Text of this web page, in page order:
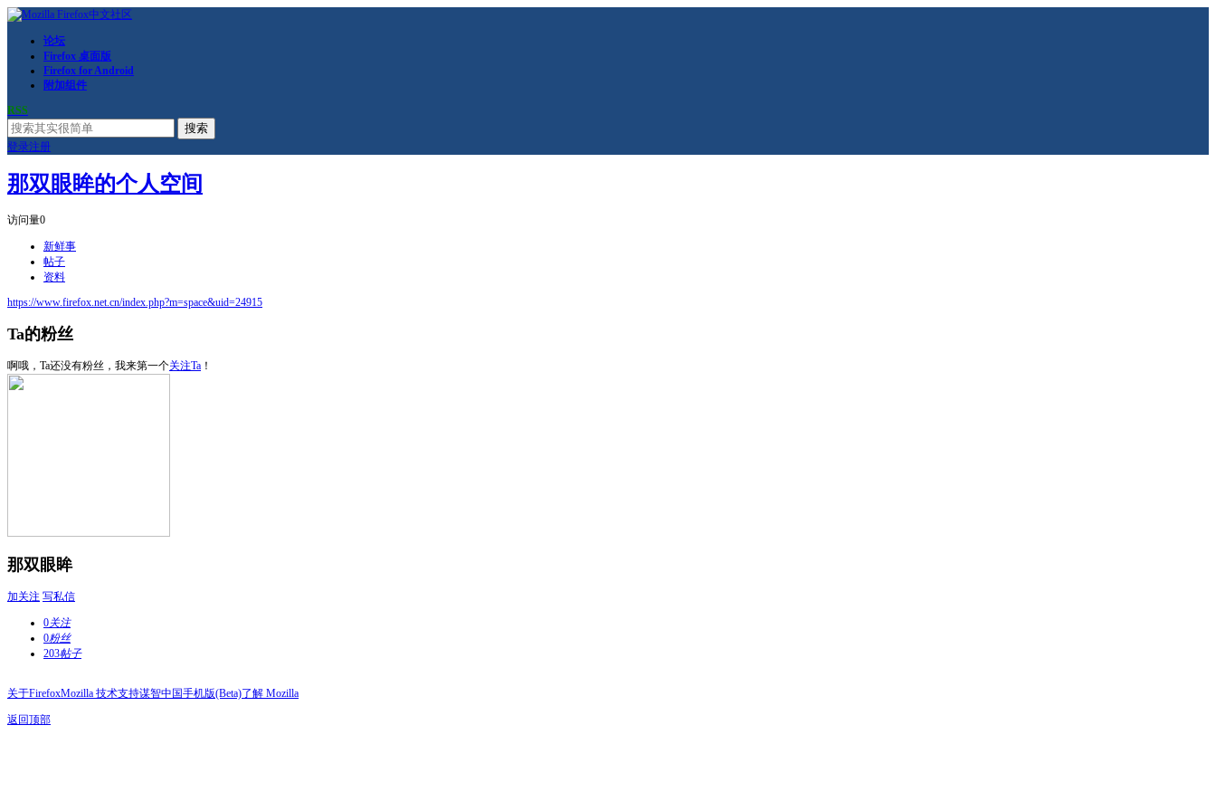
论坛
Firefox 桌面版
Firefox for Android
附加组件
RSS
搜索
登录注册
那双眼眸的个人空间
访问量0
新鲜事
帖子
资料
https://www.firefox.net.cn/index.php?m=space&uid=24915
Ta的粉丝
啊哦，Ta还没有粉丝，我来第一个关注Ta ！
那双眼眸
加关注 写私信
0关注
0粉丝
203帖子
关于FirefoxMozilla 技术支持谋智中国手机版(Beta)了解 Mozilla
返回顶部